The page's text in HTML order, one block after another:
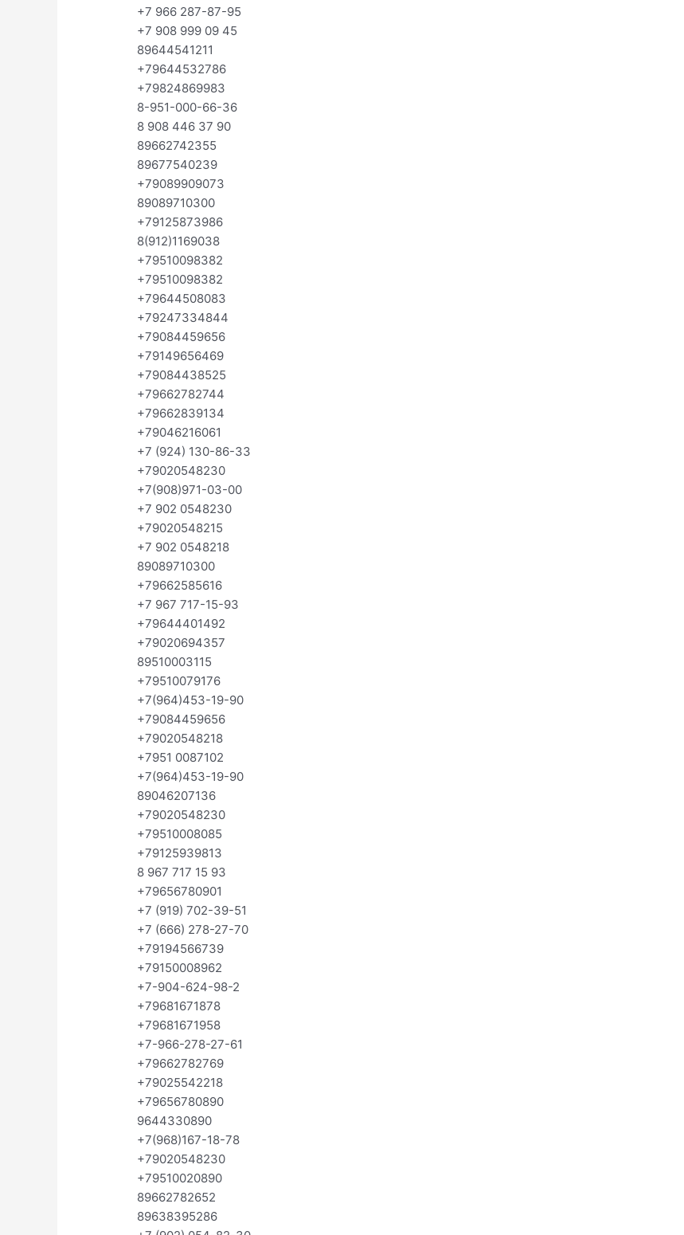
+7 966 287-87-95
+7 908 999 09 45
89644541211
+79644532786
+79824869983
8-951-000-66-36
8 908 446 37 90
89662742355
89677540239
+79089909073
89089710300
+79125873986
8(912)1169038
+79510098382
+79510098382
+79644508083
+79247334844
+79084459656
+79149656469
+79084438525
+79662782744
+79662839134
+79046216061
+7 (924) 130-86-33
+79020548230
+7(908)971-03-00
+7 902 0548230
+79020548215
+7 902 0548218
89089710300
+79662585616
+7 967 717-15-93
+79644401492
+79020694357
89510003115
+79510079176
+7(964)453-19-90
+79084459656
+79020548218
+7951 0087102
+7(964)453-19-90
89046207136
+79020548230
+79510008085
+79125939813
8 967 717 15 93
+79656780901
+7 (919) 702-39-51
+7 (666) 278-27-70
+79194566739
+79150008962
+7-904-624-98-2
+79681671878
+79681671958
+7-966-278-27-61
+79662782769
+79025542218
+79656780890
9644330890
+7(968)167-18-78
+79020548230
+79510020890
89662782652
89638395286